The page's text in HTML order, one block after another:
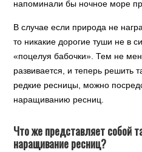
напоминали бы ночное море
В случае если природа не
то никакие дорогие туши не в
«поцелуя бабочки». Тем не
развивается, и теперь решить
редкие ресницы, можно
наращиванию ресниц.
Что же представляет собой
наращивание ресниц?